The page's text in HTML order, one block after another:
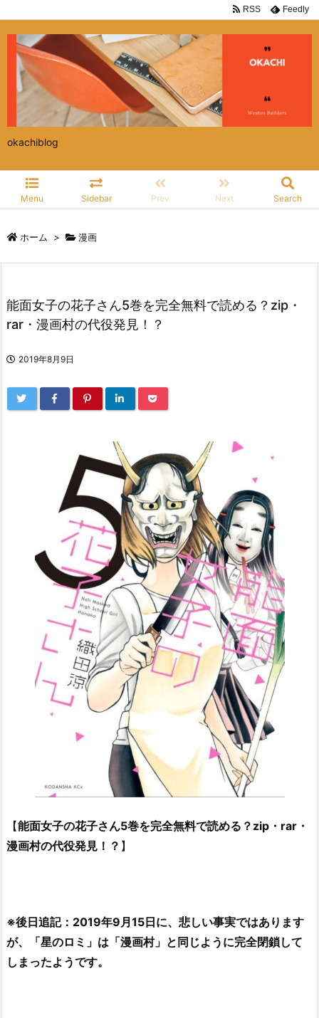
okachiblog
Menu Sidebar Prev Next Search
RSS Feedly
ホーム > 漫画
能面女子の花子さん5巻を完全無料で読める？zip・
rar・漫画村の代役発見！？
2019年8月9日
【能面女子の花子さん5巻を完全無料で読める？zip・rar・
漫画村の代役発見！？ 】
※後日追記：2019年9月15日に、悲しい事実ではあります
が、「星のロミ」は「漫画村」と同じように完全閉鎖して
しまったようです。